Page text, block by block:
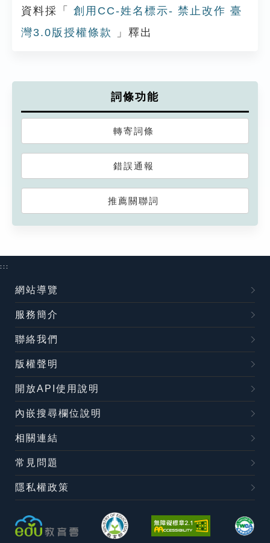
資料採「
創用CC-姓名標示- 禁止改作 臺
灣3.0版授權條款
」釋出
詞條功能
轉寄詞條
錯誤通報
推薦關聯詞
:::
網站導覽
服務簡介
聯絡我們
版權聲明
開放API使用說明
內嵌搜尋欄位說明
相關連結
常見問題
隱私權政策